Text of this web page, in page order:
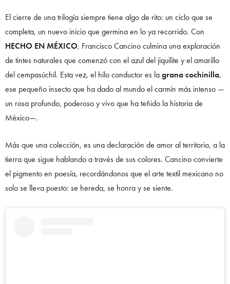
El cierre de una trilogía siempre tiene algo de rito: un ciclo que se
completa, un nuevo inicio que germina en lo ya recorrido. Con
HECHO EN MÉXICO, Francisco Cancino culmina una exploración
de tintes naturales que comenzó con el azul del jiquilite y el amarillo
del cempasúchil. Esta vez, el hilo conductor es lagrana cochinilla,
ese pequeño insecto que ha dado al mundo el carmín más intenso —
un rosa profundo, poderoso y vivo que ha teñido la historia de
México—.
Más que una colección, es una declaración de amor al territorio, a la
tierra que sigue hablando a través de sus colores. Cancino convierte
el pigmento en poesía, recordándonos que el arte textil mexicano no
solo se lleva puesto: se hereda, se honra y se siente.